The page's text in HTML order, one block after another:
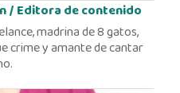
/Editora de contenido
madrina de 8 gatos,
crime y amante de cantar